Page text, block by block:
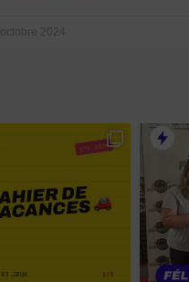
octobre 2024